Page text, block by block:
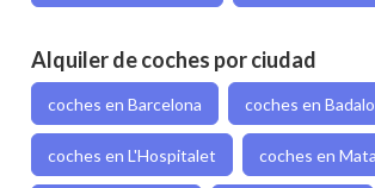
Alquiler de coches por ciudad
coches en Barcelona coches en
coches en L'Hospitalet coches en